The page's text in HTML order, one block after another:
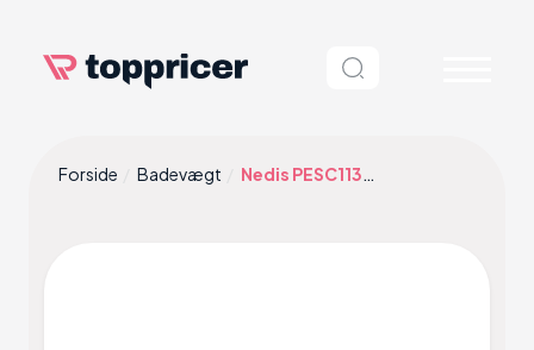
Forside Badevægt Nedis PESC113DWT